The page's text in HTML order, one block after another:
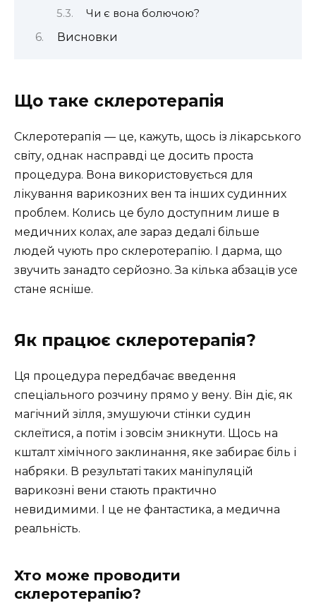
Чи є вона болючою?
Висновки
Що таке склеротерапія
Склеротерапія — це, кажуть, щось із лікарського
світу, однак насправді це досить проста
процедура. Вона використовується для
лікування варикозних вен та інших судинних
проблем. Колись це було доступним лише в
медичних колах, але зараз дедалі більше
людей чують про склеротерапію. І дарма, що
звучить занадто серйозно. За кілька абзаців усе
стане ясніше.
Як працює склеротерапія?
Ця процедура передбачає введення
спеціального розчину прямо у вену. Він діє, як
магічний зілля, змушуючи стінки судин
склеїтися, а потім і зовсім зникнути. Щось на
кшталт хімічного заклинання, яке забирає біль і
набряки. В результаті таких маніпуляцій
варикозні вени стають практично
невидимими. І це не фантастика, а медична
реальність.
Хто може проводити
склеротерапію?